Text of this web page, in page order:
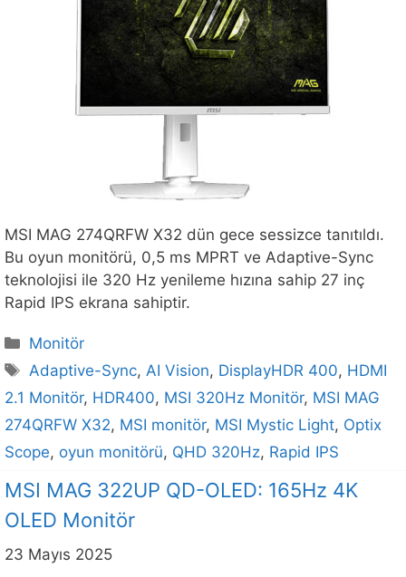
MSI MAG 274QRFW X32 dün gece sessizce tanıtıldı.
Bu oyun monitörü, 0,5 ms MPRT ve Adaptive-Sync
teknolojisi ile 320 Hz yenileme hızına sahip 27 inç
Rapid IPS ekrana sahiptir.
Kategoriler
Monitör
Etiketler
Adaptive-Sync,AI Vision, DisplayHDR 400, HDMI
2.1 Monitör, HDR400, MSI 320Hz Monitör, MSI MAG
274QRFW X32, MSI monitör, MSI Mystic Light, Optix
Scope, oyun monitörü, QHD 320Hz, Rapid IPS
MSI MAG 322UP QD-OLED: 165Hz 4K
OLED Monitör
23 Mayıs 2025